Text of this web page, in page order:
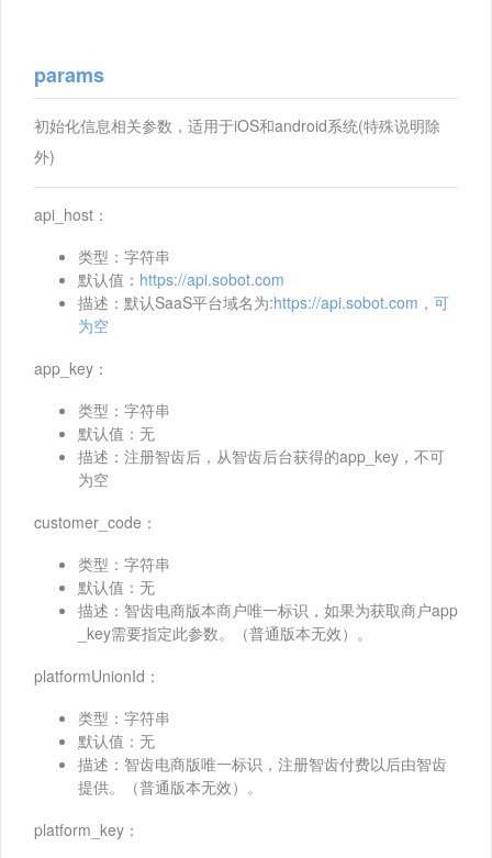
params
初始化信息相关参数，适用于iOS和android系统(特殊说明除
外)
api_host：
类型：字符串
默认值： https://api.sobot.com
描述：默认SaaS平台域名为:https://api.sobot.com，可
为空
app_key：
类型：字符串
默认值：无
描述：注册智齿后，从智齿后台获得的app_key，不可
为空
customer_code：
类型：字符串
默认值：无
描述：智齿电商版本商户唯一标识，如果为获取商户app
_key需要指定此参数。（普通版本无效）。
platformUnionId：
类型：字符串
默认值：无
描述：智齿电商版唯一标识，注册智齿付费以后由智齿
提供。（普通版本无效）。
platform_key：